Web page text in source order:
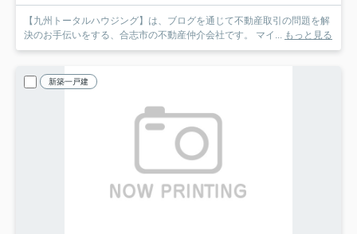
【九州トータルハウジング】は、ブログを通じて不動産取引の問題を解
決のお手伝いをする、合志市の不動産仲介会社です。 マイ...
もっと見る
新築一戸建